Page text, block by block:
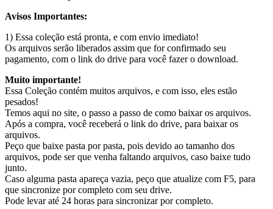
Avisos Importantes:
1) Essa coleção está pronta, e com envio imediato!
Os arquivos serão liberados assim que for confirmado seu
pagamento, com o link do drive para você fazer o download.
Muito importante!
Essa Coleção contém muitos arquivos, e com isso, eles estão
pesados!
Temos aqui no site, o passo a passo de como baixar os arquivos.
Após a compra, você receberá o link do drive, para baixar os
arquivos.
Peço que baixe pasta por pasta, pois devido ao tamanho dos
arquivos, pode ser que venha faltando arquivos, caso baixe tudo
junto.
Caso alguma pasta apareça vazia, peço que atualize com F5, para
que sincronize por completo com seu drive.
Pode levar até 24 horas para sincronizar por completo.